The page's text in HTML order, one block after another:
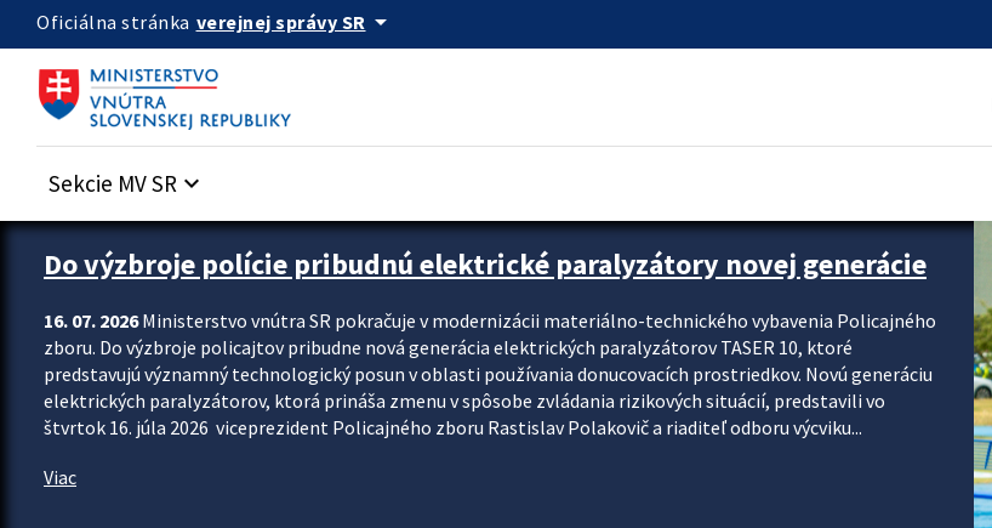
Preskocit na hlavný obsah
Oficiálna stránka verejnej správy SR arrow_drop_down
Sekcie MV SR keyboard_arrow_down
Zastavit automatický posun upútavok
Do výzbroje polície pribudnú elektrické paralyzátory novej generácie
16. 07. 2026Ministerstvo vnútra SR pokračuje v modernizácii materiálno-technického vybavenia Policajného
zboru. Do výzbroje policajtov pribudne nová generácia elektrických paralyzátorov TASER 10, ktoré
predstavujú významný technologický posun v oblasti používania donucovacích prostriedkov. Novú generáciu
elektrických paralyzátorov, ktorá prináša zmenu v spôsobe zvládania rizikových situácií, predstavili vo
štvrtok 16. júla 2026 viceprezident Policajného zboru Rastislav Polakovič a riaditeľ odboru výcviku...
Viac